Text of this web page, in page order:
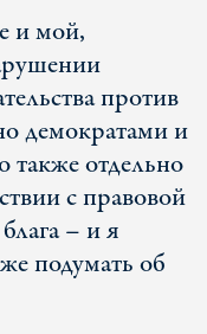
и мой,
против
демократами и
отдельно
с правовой
– и я
подумать об